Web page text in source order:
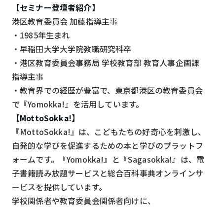
【セミナー登壇者紹介】
港区教育委員会 加藤指導主事
・1985年生まれ
・早稲田大学大学院教職研究科卒
・港区教育委員会事務局 学校教育部 教育人事企画課
指導主事
・教育界での経歴が豊富で、東京都港区の教育委員会
で『Yomokka!』を活用しています。
【MottoSokka!】
『MottoSokka!』は、こどもたちの好奇心を刺激し、
自発的な学びを促進するための本と学びのプラットフ
ォームです。『Yomokka!』と『Sagasokka!』は、電
子書籍読み放題サービスと総合百科事典オンラインサ
ービスを提供しています。
学校関係者や教育委員会関係者向けに、